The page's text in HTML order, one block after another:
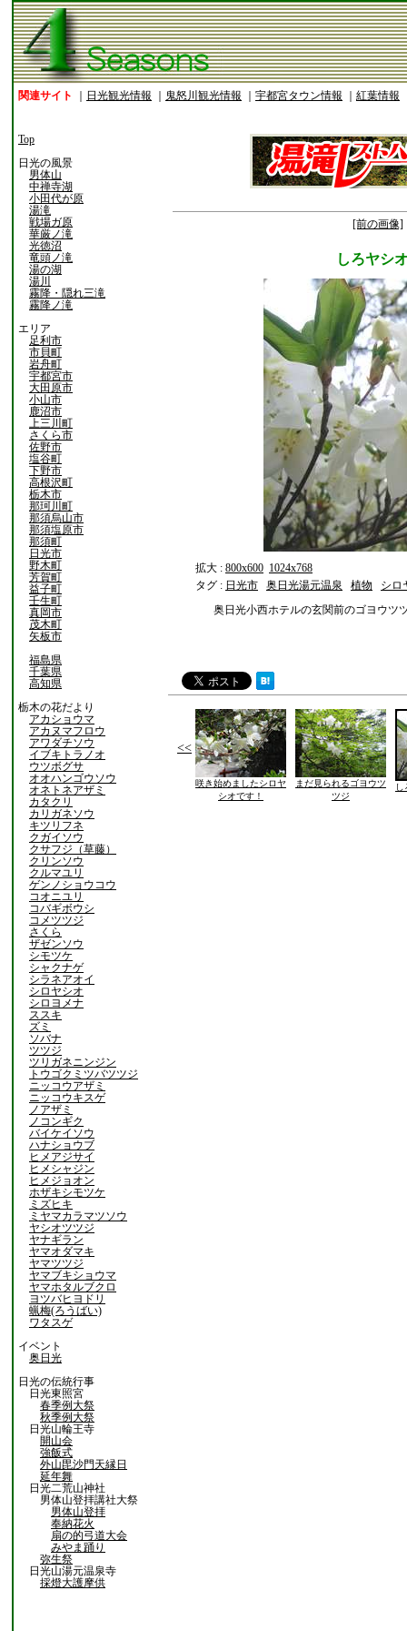
関連サイト 日光観光情報 鬼怒川観光情報 宇都宮タウン情報 紅葉情報
Top
日光の風景
男体山
中禅寺湖
小田代が原
湯滝
戦場ガ原
華厳ノ滝
光徳沼
竜頭ノ滝
湯の湖
湯川
霧降・隠れ三滝
霧降ノ滝
エリア
足利市
市貝町
岩舟町
宇都宮市
大田原市
小山市
鹿沼市
上三川町
さくら市
佐野市
塩谷町
下野市
高根沢町
栃木市
那珂川町
那須烏山市
那須塩原市
那須町
日光市
野木町
芳賀町
益子町
壬生町
真岡市
茂木町
矢板市
福島県
千葉県
高知県
栃木の花だより
アカショウマ
アカヌマフロウ
アワダチソウ
イブキトラノオ
ウツボグサ
オオハンゴウソウ
オネトネアザミ
カタクリ
カリガネソウ
キツリフネ
クガイソウ
クサフジ（草藤）
クリンソウ
クルマユリ
ゲンノショウコウ
コオニユリ
コバギボウシ
コメツツジ
さくら
ザゼンソウ
シモツケ
シャクナゲ
シラネアオイ
シロヤシオ
シロヨメナ
ススキ
ズミ
ソバナ
ツツジ
ツリガネニンジン
トウゴクミツバツツジ
ニッコウアザミ
ニッコウキスゲ
ノアザミ
ノコンギク
バイケイソウ
ハナショウブ
ヒメアジサイ
ヒメシャジン
ヒメジョオン
ホザキシモツケ
ミズヒキ
ミヤマカラマツソウ
ヤシオツツジ
ヤナギラン
ヤマオダマキ
ヤマツツジ
ヤマブキショウマ
ヤマホタルブクロ
ヨツバヒヨドリ
蝋梅(ろうばい)
ワタスゲ
イベント
奥日光
日光の伝統行事
日光東照宮
春季例大祭
秋季例大祭
日光山輪王寺
開山会
強飯式
外山毘沙門天縁日
延年舞
日光二荒山神社
男体山登拝講社大祭
男体山登拝
奉納花火
扇の的弓道大会
みやま踊り
弥生祭
日光山湯元温泉寺
採燈大護摩供
[前の画像]
しろヤシ
拡大 : 800x600 1024x768
タグ : 日光市 奥日光湯元温泉 植物
シロ
奥日光小西ホテルの玄関前のゴヨウツ
<<
咲き始めましたシロヤ
シオです！
まだ見られるゴヨウツ
ツジ